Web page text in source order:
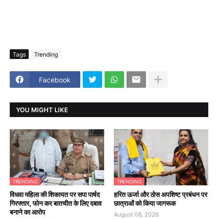
Tags Trending
Facebook
YOU MIGHT LIKE
TRENDING
विधवा महिला की शिकायत पर सपा पार्षद
गिरफ्तार, फोन कर बातचीत के लिए दबाव
बनाने का आरोप
TRENDING
हरित ऊर्जा और ठोस अपशिष्ट प्रबंधन पर
छात्राओं को किया जागरूक
August 08, 2026